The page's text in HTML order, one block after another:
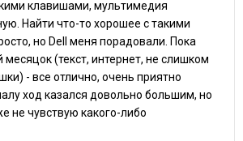
клавишами, мультимедия
Найти что-то хорошее с такими
но Dell меня порадовали. Пока
месяцок (текст, интернет, не слишком
- все отлично, очень приятно
ход казался довольно большим, но
не чувствую какого-либо